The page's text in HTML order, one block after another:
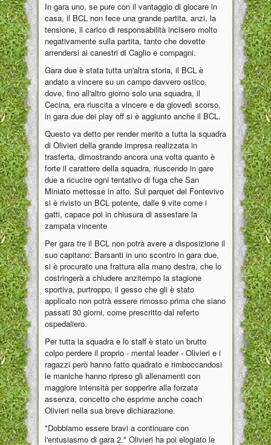
In gara uno, se pure con il vantaggio di giocare in
casa, il BCL non fece una grande partita, anzi, la
tensione, il carico di responsabilità incisero molto
negativamente sulla partita, tanto che dovette
arrendersi ai canestri di Caglio e compagni.
Gara due è stata tutta un'altra storia, il BCL è
andato a vincere su un campo davvero ostico,
dove, fino all'altro giorno solo una squadra, il
Cecina, era riuscita a vincere e da giovedì scorso,
in gara due dei play off si è aggiunto anche il BCL.
Questo va detto per render merito a tutta la squadra
di Olivieri della grande impresa realizzata in
trasferta, dimostrando ancora una volta quanto è
forte il carattere della squadra, riuscendo in gare
due a ricucire ogni tentativo di fuga che San
Miniato mettesse in atto. Sul parquet del Fontevivo
si è rivisto un BCL potente, dalle 9 vite come i
gatti, capace poi in chiusura di assestare la
zampata vincente
Per gara tre il BCL non potrà avere a disposizione il
suo capitano: Barsanti in uno scontro in gara due,
si è procurato una frattura alla mano destra, che lo
costringerà a chiudere anzitempo la stagione
sportiva, purtroppo, il gesso che gli è stato
applicato non potrà essere rimosso prima che siano
passati 30 giorni, come prescritto dal referto
ospedaliero.
Per tutta la squadra e lo staff è stato un brutto
colpo perdere il proprio - mental leader - Olivieri e i
ragazzi però hanno fatto quadrato e rimboccandosi
le maniche hanno ripreso gli allenamenti con
maggiore intensità per sopperire alla forzata
assenza, concetto che esprime anche coach
Olivieri nella sua breve dichiarazione.
"Dobbiamo essere bravi a continuare con
l'entusiasmo di gara 2." Olivieri ha poi elogiato le